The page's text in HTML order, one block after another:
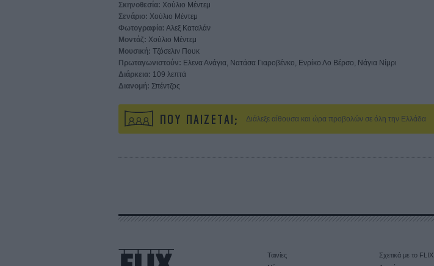
Σκηνοθεσία: Χούλιο Μέντεμ
Σενάριο: Χούλιο Μέντεμ
Φωτογραφία: Αλεξ Καταλάν
Μοντάζ: Χούλιο Μέντεμ
Μουσική: Τζόσελιν Πουκ
Πρωταγωνιστούν: Ελενα Ανάγια, Νατάσα Γιαροβένκο, Ενρίκο Λο Βέρσο, Νάγια Νίμρι
Διάρκεια: 109 λεπτά
Διανομή: Σπέντζος
ΠΟΥ ΠΑΙΖΕΤΑΙ; Διάλεξε αίθουσα και ώρα προβολών σε όλη την Ελλάδα
Ταινίες
Σχετικά με το FLIX